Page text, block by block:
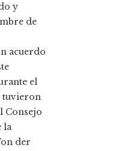
y
de
acuerdo
el
tuvieron
Consejo
la
der